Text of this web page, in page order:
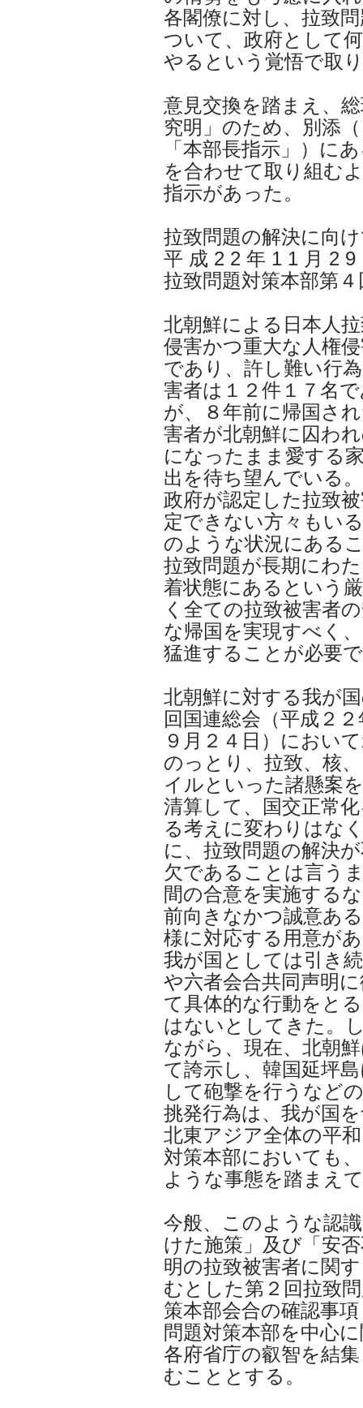
各閣僚に対し、拉致
ついて、政府として
やるという覚悟で取
意見交換を踏まえ、
究明」のため、別添（
「本部長指示」）に
を合わせて取り組む
指示があった。
拉致問題の解決に向
平 成 2 2 年 1 1 月 2 9
拉致問題対策本部第
北朝鮮による日本人
侵害かつ重大な人権
であり、許し難い行
害者は１２件１７名
が、８年前に帰国さ
害者が北朝鮮に囚わ
になったまま愛する
出を待ち望んでいる
政府が認定した拉致
定できない方々もい
のような状況にある
拉致問題が長期にわ
着状態にあるという
く全ての拉致被害者
な帰国を実現すべく
猛進することが必要
北朝鮮に対する我が
回国連総会（平成２２
９月２４日）におい
のっとり、拉致、核
イルといった諸懸案
清算して、国交正常
る考えに変わりはな
に、拉致問題の解決
欠であることは言う
間の合意を実施する
前向きなかつ誠意あ
様に対応する用意が
我が国としては引き
や六者会合共同声明
て具体的な行動をと
はないとしてきた。
ながら、現在、北朝
て誇示し、韓国延坪
して砲撃を行うなど
挑発行為は、我が国
北東アジア全体の平
対策本部においても
ような事態を踏まえ
今般、このような認
けた施策」及び「安
明の拉致被害者に関
むとした第２回拉致
策本部会合の確認事
問題対策本部を中心
各府省庁の叡智を結
むこととする。